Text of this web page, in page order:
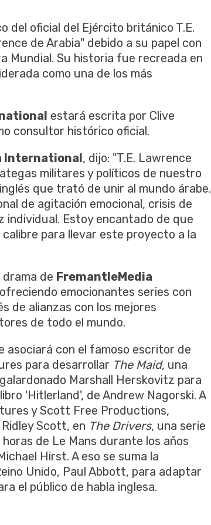
del oficial del Ejército británico T.E.
de Arabia" debido a su papel con
Mundial. Su historia fue recreada en
como una de los más
estará escrita por Clive
consultor histórico oficial.
International, dijo: "T.E. Lawrence
militares y políticos de nuestro
que trató de unir al mundo árabe.
de agitación emocional, crisis de
Estoy encantado de que
para llevar este proyecto a la
de FremantleMedia
emocionantes series con
de alianzas con los mejores
de todo el mundo.
asociará con el famoso escritor de
para desarrollar The Maid, una
Marshall Herskovitz para
'Hitlerland', de Andrew Nagorski. A
y Scott Free Productions,
Scott, en The Drivers, una serie
de Le Mans durante los años
Hirst. A eso se suma la
Unido, Paul Abbott, para adaptar
el público de habla inglesa.